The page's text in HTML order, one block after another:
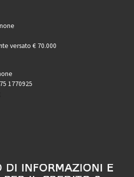
versato € 70.000
1770925